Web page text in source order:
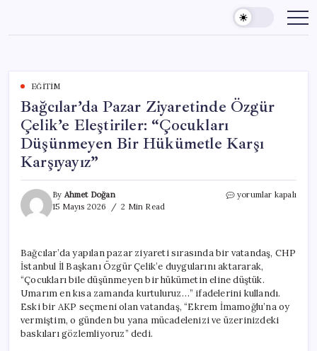
content
EĞITIM
Bağcılar’da Pazar Ziyaretinde Özgür
Çelik’e Eleştiriler: “Çocukları
Düşünmeyen Bir Hükümetle Karşı
Karşıyayız”
By Ahmet Doğan
15 Mayıs 2026
2 Min Read
Bağcılar’da
Eleştiriler:
“Çocukları
Düşünmeyen
Bir
Hükümetle
Karşı
Karşıyayız”
yorumlar kapalı
Bağcılar’da yapılan pazar ziyareti sırasında bir vatandaş, CHP
İstanbul İl Başkanı Özgür Çelik’e duygularını aktararak,
“Çocukları bile düşünmeyen bir hükümetin eline düştük.
Umarım en kısa zamanda kurtuluruz…” ifadelerini kullandı.
Eski bir AKP seçmeni olan vatandaş, “Ekrem İmamoğlu’na oy
vermiştim, o günden bu yana mücadelenizi ve üzerinizdeki
baskıları gözlemliyoruz” dedi.